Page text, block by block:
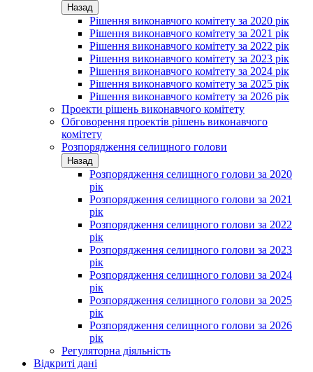
Назад
Рішення виконавчого комітету за 2020 рік
Рішення виконавчого комітету за 2021 рік
Рішення виконавчого комітету за 2022 рік
Рішення виконавчого комітету за 2023 рік
Рішення виконавчого комітету за 2024 рік
Рішення виконавчого комітету за 2025 рік
Рішення виконавчого комітету за 2026 рік
Проекти рішень виконавчого комітету
Обговорення проектів рішень виконавчого
комітету
Розпорядження селищного голови
Назад
Розпорядження селищного голови за 2020
рік
Розпорядження селищного голови за 2021
рік
Розпорядження селищного голови за 2022
рік
Розпорядження селищного голови за 2023
рік
Розпорядження селищного голови за 2024
рік
Розпорядження селищного голови за 2025
рік
Розпорядження селищного голови за 2026
рік
Регуляторна діяльність
Відкриті дані